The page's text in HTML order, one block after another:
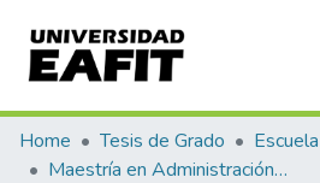
Communities & Collections
Home Tesis de Grado
Maestría en Administración - MBA (tesis)